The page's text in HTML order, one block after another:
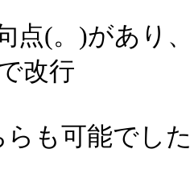
点(。)があり
改行
らも可能でし